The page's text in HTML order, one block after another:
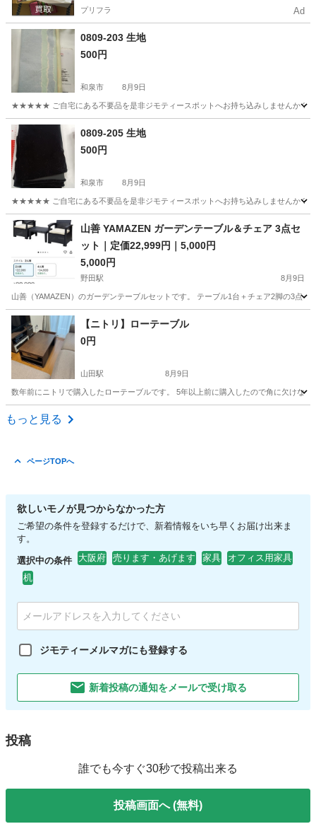
プリフラ Ad
0809-203 生地
500円
和泉市 8月9日
★★★★★ ご自宅にある不要品を是非ジモティースポットへお持ち込みしませんか？
大阪 和泉市 現地
0809-205 生地
500円
和泉市 8月9日
★★★★★ ご自宅にある不要品を是非ジモティースポットへお持ち込みしませんか？
大阪 和泉市 寝具
山善 YAMAZEN ガーデンテーブル＆チェア 3点セ
ット｜定価22,999円｜5,000円
5,000円
野田駅 8月9日
山善（YAMAZEN）のガーデンテーブルセットです。 テーブル1台＋チェア2脚の3点
大阪 大阪市 野田駅 ダイニングセット
【ニトリ】ローテーブル
0円
山田駅 8月9日
数年前にニトリで購入したローテーブルです。 5年以上前に購入したので角に欠けな
大阪 吹田市
もっと見る
ページTOPへ
欲しいモノが見つからなかった方
ご希望の条件を登録するだけで、新着情報をいち早くお届け出来ま
す。
選択中の条件 大阪府 売ります・あげます 家具
オフィス用家具
机
ジモティーメルマガにも登録する
新着投稿の通知をメールで受け取る
投稿
誰でも今すぐ30秒で投稿出来る
投稿画面へ (無料)